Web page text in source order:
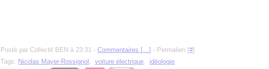
Posté par Collectif BEN à 23:31 - Commentaires […] - Permalien [#]
Tags: Nicolas Mayer-Rossignol , voiture électrique, idéologie